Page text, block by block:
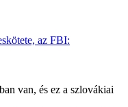
az FBI:
van, és ez a szlovákiai